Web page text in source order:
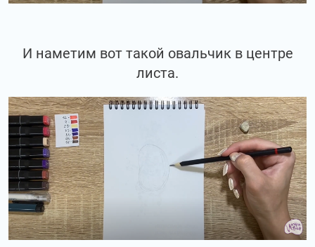
И наметим вот такой овальчик в центре
листа.